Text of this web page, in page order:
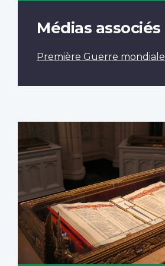
Médias associés
Première Guerre mondiale